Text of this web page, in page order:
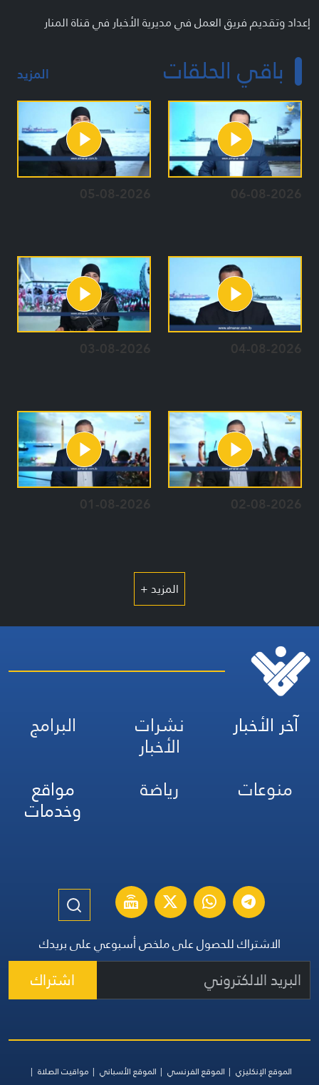
إعداد وتقديم فريق العمل في مديرية الأخبار في قناة المنار
باقي الحلقات المزيد
06-08-2026
05-08-2026
04-08-2026
03-08-2026
02-08-2026
01-08-2026
المزيد +
آخر الأخبار نشرات
الأخبار
البرامج
منوعات
رياضة مواقع
وخدمات
الاشتراك للحصول على ملخص أسبوعي على بريدك
اشتراك
الموقع الإنكليزي الموقع الفرنسي الموقع الأسباني
مواقيت الصلاة